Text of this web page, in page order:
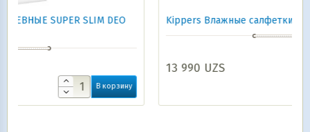
Kippers Влажные салфетки Ромашка 120 шт